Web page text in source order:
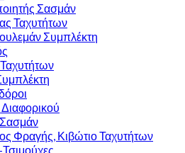
Σασμάν
Ταχυτήτων
Συμπλέκτη
Φραγής, Κιβώτιο Ταχυτήτων